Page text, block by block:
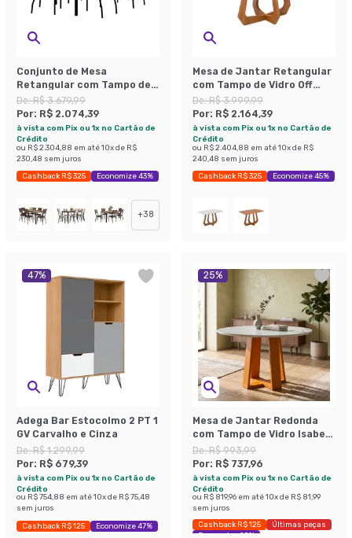
Conjunto de Mesa
Retangular com Tampo de
MDP Amadeirado e 6
Cadeiras Adriana II
Revestimento Sintético
Preto
De:R$ 3.679,99
Por: R$ 2.074,39
à vista com Pix ou 1x no Cartão de
Crédito
ou R$ 2.304,88 em até10x de R$
230,48 sem juros
Cashback R$ 325 Economize 43%
+38
Mesa de Jantar Retangular
com Tampo de Vidro Off
White Bromélia Cinamomo
130 cm
De:R$ 3.999,99
Por: R$ 2.164,39
à vista com Pix ou 1x no Cartão de
Crédito
ou R$ 2.404,88 em até10x de R$
240,48 sem juros
Cashback R$ 325 Economize 45%
47%
Adega Bar Estocolmo 2 PT 1
GV Carvalho e Cinza
De:R$ 1.299,99
Por: R$ 679,39
à vista com Pix ou 1x no Cartão de
Crédito
ou R$ 754,88 em até10x de R$ 75,48
sem juros
Cashback R$ 125 Economize 47%
25%
Mesa de Jantar Redonda
com Tampo de Vidro Isabela
Ipê e Off White 100 cm
De:R$ 993,99
Por: R$ 737,96
à vista com Pix ou 1x no Cartão de
Crédito
ou R$ 819,96 em até10x de R$ 81,99
sem juros
Cashback R$ 125
Últimas peças
Economize 25%